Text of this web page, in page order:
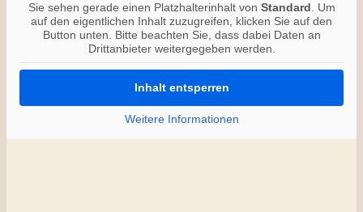
Sie sehen gerade einen Platzhalterinhalt von Standard. Um
auf den eigentlichen Inhalt zuzugreifen, klicken Sie auf den
Button unten. Bitte beachten Sie, dass dabei Daten an
Drittanbieter weitergegeben werden.
Inhalt entsperren
Weitere Informationen